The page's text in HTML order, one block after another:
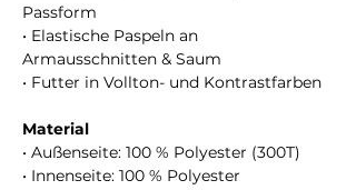
Passform
• Elastische Paspeln an
Armausschnitten & Saum
• Futter in Vollton- und Kontrastfarben
Material
• Außenseite: 100 % Polyester (300T)
• Innenseite: 100 % Polyester